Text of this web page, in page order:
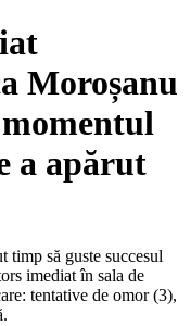
Moroșanu
a apărut
timp să guste succesul
imediat în sala de
tentative de omor (3),